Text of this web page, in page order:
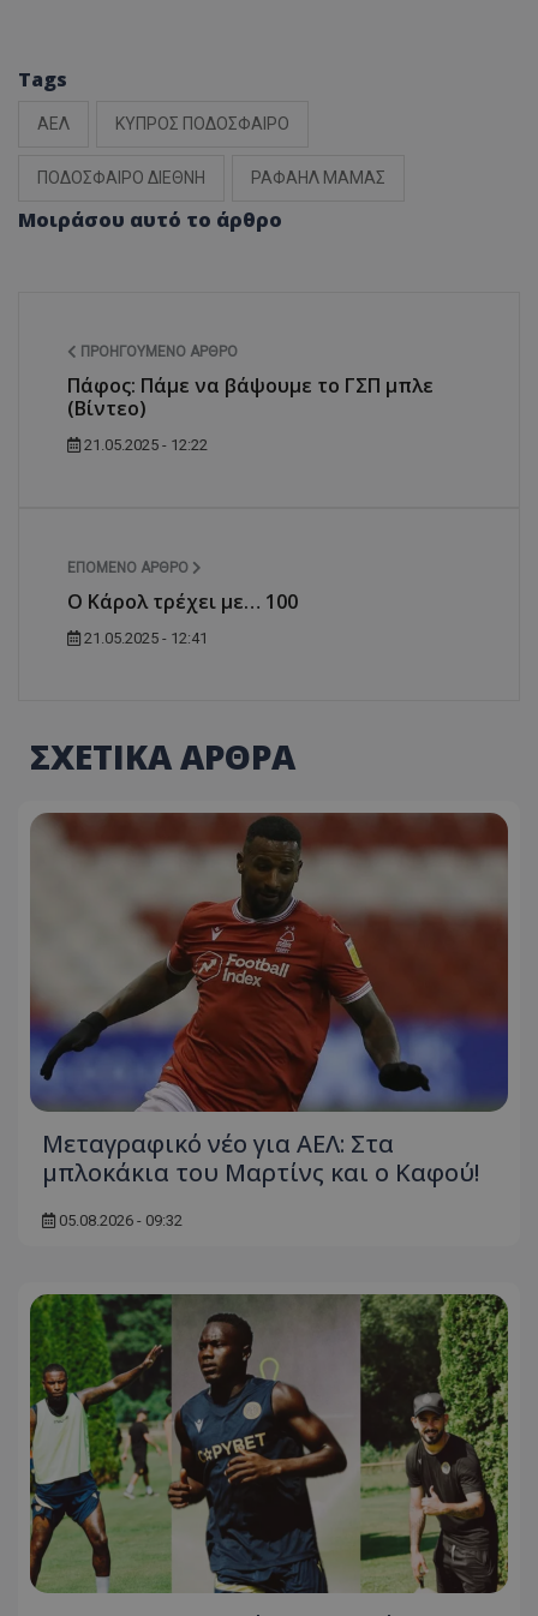
Tags
ΑΕΛ ΚΥΠΡΟΣ ΠΟΔΟΣΦΑΙΡΟ
ΠΟΔΟΣΦΑΙΡΟ ΔΙΕΘΝΗ ΡΑΦΑΗΛ ΜΑΜΑΣ
Μοιράσου αυτό το άρθρο
ΠΡΟΗΓΟΎΜΕΝΟ ΆΡΘΡΟ
Πάφος: Πάμε να βάψουμε το ΓΣΠ μπλε
(Βίντεο)
21.05.2025 - 12:22
ΕΠΌΜΕΝΟ ΆΡΘΡΟ
Ο Κάρολ τρέχει με… 100
21.05.2025 - 12:41
ΣΧΕΤΙΚΑ ΑΡΘΡΑ
Μεταγραφικό νέο για ΑΕΛ: Στα
μπλοκάκια του Μαρτίνς και ο Καφού!
05.08.2026 - 09:32